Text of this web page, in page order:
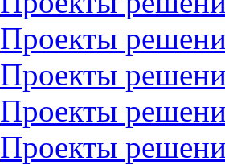
Проекты
Проекты
Проекты
Проекты